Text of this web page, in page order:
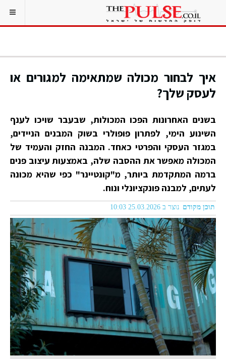
איך לבחור מכולה שמתאימה למגורים או
לעסק שלך?
בשנים האחרונות הפכו המכולות, שבעבר שויכו לענף
השינוע הימי, לפתרון פופולרי בשוק המבנים הניידים,
במגזר העסקי והפרטי כאחד. המבנה החזק והעמיד של
המכולה מאפשר את ההסבה שלה, באמצעות עיצוב פנים
ברמה המתקדמת ביותר, מ"קונטיינר" כפי שהיא מכונה
לעתים, למבנה פונקציונלי ונוח.
תוכן מקודם נוצר ב 25.03.2026 10:03